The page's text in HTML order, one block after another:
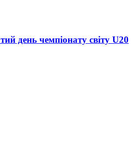
день чемпіонату світу U20